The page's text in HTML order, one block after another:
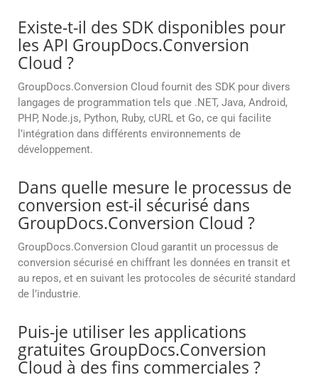
Existe-t-il des SDK disponibles pour
les API GroupDocs.Conversion
Cloud ?
GroupDocs.Conversion Cloud fournit des SDK pour divers
langages de programmation tels que .NET, Java, Android,
PHP, Node.js, Python, Ruby, cURL et Go, ce qui facilite
l’intégration dans différents environnements de
développement.
Dans quelle mesure le processus de
conversion est-il sécurisé dans
GroupDocs.Conversion Cloud ?
GroupDocs.Conversion Cloud garantit un processus de
conversion sécurisé en chiffrant les données en transit et
au repos, et en suivant les protocoles de sécurité standard
de l’industrie.
Puis-je utiliser les applications
gratuites GroupDocs.Conversion
Cloud à des fins commerciales ?